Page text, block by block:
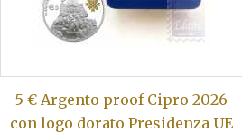
5 € Argento proof Cipro 2026
con logo dorato Presidenza UE